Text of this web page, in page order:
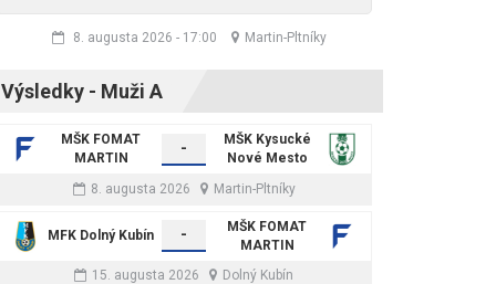
8. augusta 2026 - 17:00 Martin-Pltníky
Výsledky - Muži A
MŠK FOMAT
MARTIN
-
MŠK Kysucké
Nové Mesto
8. augusta 2026
Martin-Pltníky
MFK Dolný Kubín -
MŠK FOMAT
MARTIN
15. augusta 2026
Dolný Kubín